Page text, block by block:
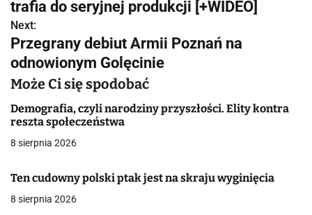
w
i
g
a
c
j
w
trafia do seryjnej produkcji [+WIDEO]
Next:
Przegrany debiut Armii Poznań na
odnowionym Golęcinie
Może Ci się spodobać
Demografia, czyli narodziny przyszłości. Elity kontra
reszta społeczeństwa
8 sierpnia 2026
Ten cudowny polski ptak jest na skraju wyginięcia
8 sierpnia 2026